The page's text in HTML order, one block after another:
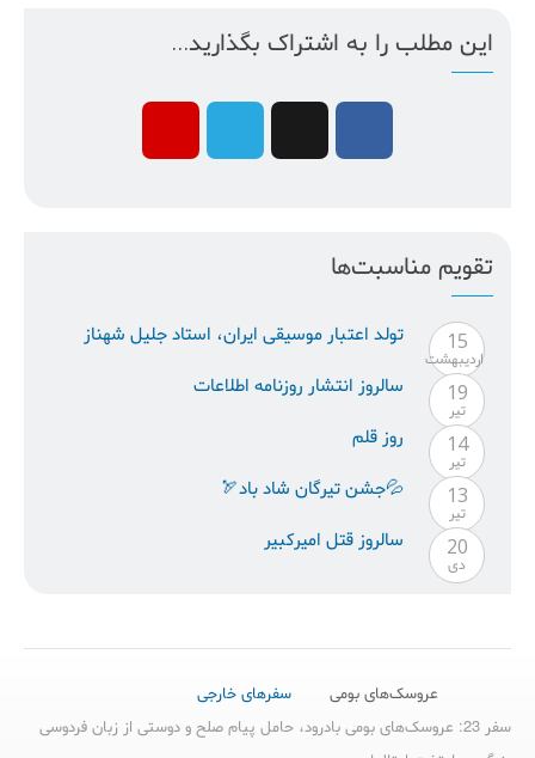
این مطلب را به اشتراک بگذارید...
تقویم مناسبت‌ها
15
ارديبهشت
تولد اعتبار موسيقى ايران، استاد جليل شهناز
19
تیر
سالروز انتشار روزنامه اطلاعات
14
تیر
روز قلم
13
تیر
💦جشن تیرگان شاد باد🏹
20
دی
سالروز قتل امیرکبیر
عروسک‌های بومی
سفرهای خارجی
سفر 23: عروسک‌های بومی بادرود، حامل پیام صلح و دوستی از زبان فردوسی